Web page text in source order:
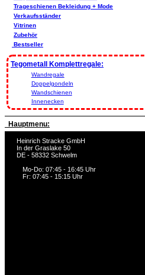
Trageschienen Bekleidung + Mode
Verkaufsständer
Vitrinen
Zubehör
Bestseller
Tegometall Komplettregale:
Wandregale
Doppelgondeln
Wandschienen
Innenecken
Hauptmenu:
Heinrich Stracke GmbH
In der Graslake 50
DE - 58332 Schwelm
Mo-Do: 07:45 - 16:45 Uhr
Fr: 07:45 - 15:15 Uhr